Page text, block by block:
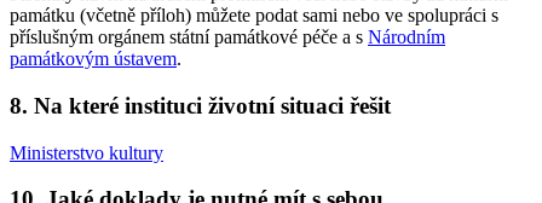
památku (včetně příloh) můžete podat sami nebo ve spolupráci s
příslušným orgánem státní památkové péče a s Národním
památkovým ústavem.
8. Na které instituci životní situaci řešit
Ministerstvo kultury